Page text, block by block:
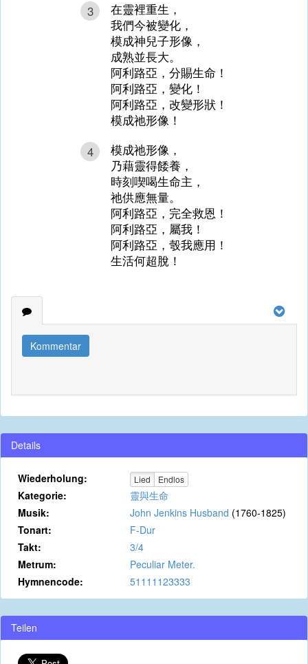
3
在靈裡重生，
我們今被變化，
模成神兒子形像，
成熟並長大。
阿利路亞，分賜生命！
阿利路亞，變化！
阿利路亞，改變形狀！
模成祂形像！
4
模成祂形像，
乃藉靈得餧養，
時刻喫喝生命主，
祂供應無量。
阿利路亞，完全救恩！
阿利路亞，屬我！
阿利路亞，彀我應用！
生活何超脫！
Kommentar
Details
Wiederholung: Lied Endlos
Kategorie:
靈與生命
Musik:
John Jenkins Husband (1760-1825)
Tonart:
F-Dur
Takt:
3/4
Metrum:
Peculiar Meter.
Hymnencode:
51111123333
Teilen